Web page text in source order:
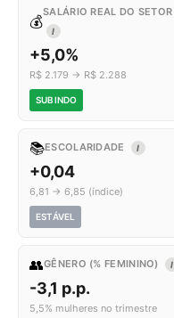
💰
SALÁRIO REAL DO SETOR
I
+5,0%
R$ 2.179 → R$ 2.288
SUBINDO
📚ESCOLARIDADE I
+0,04
6,81 → 6,85 (índice)
ESTÁVEL
👥GÊNERO (% FEMININO) I
-3,1 p.p.
5,5% mulheres no trimestre